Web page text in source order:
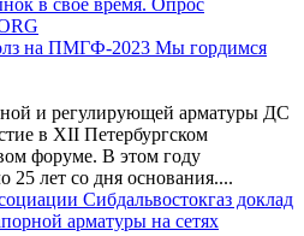
на ПМГФ-2023 Мы гордимся
и регулирующей арматуры ДС
в XII Петербургском
форуме. В этом году
25 лет со дня основания....